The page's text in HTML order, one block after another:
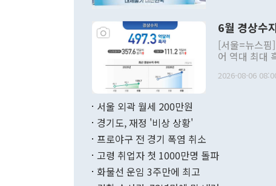
주의적 희망
관의 대북 정
관 부처 장관
관의 무리한
다. [정동영 통일부 장관이 지난달 23일 오후 서울 종로구 정부서울청사에
무너졌다고도
6월 경상수
[서울=뉴스핌
어 역대 최대
료=한국은행] 한국은행이 6일 발표한 '2026년 6월 국제수지(잠정)'에 따르
며 월간 기준
196.9% 급증
2026-08-06
서울 외곽 월세 200만원
경기도, 재정 '비상 상황'
프로야구 전 경기 폭염 취소
고령 취업자 첫 1000만명 돌파
화물선 운임 3주만에 최고